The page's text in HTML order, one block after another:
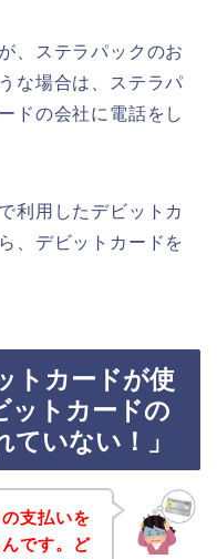
、ステラパックのお
な場合は、ステラパ
ドの会社に電話をし
利用したデビットカ
、デビットカードを
トカードが使
ットカードの
いない！」
支払いを
です。ど